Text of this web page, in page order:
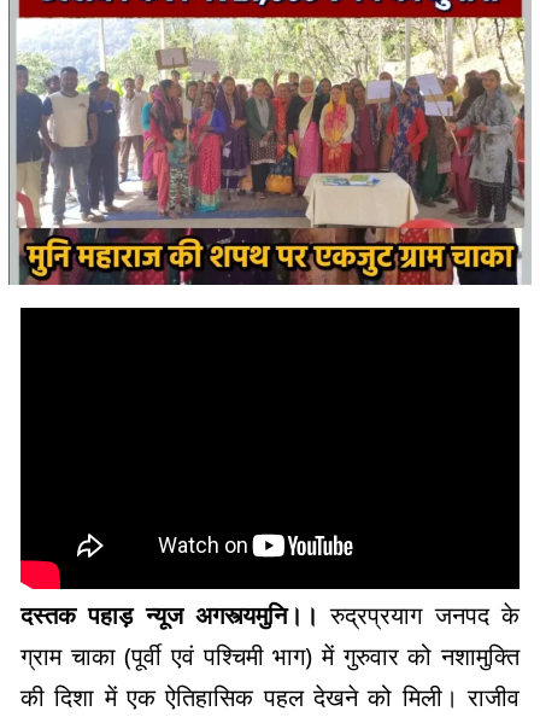
दस्तक पहाड़ न्यूज अगस्त्यमुनि।। रुद्रप्रयाग जनपद के
ग्राम चाका (पूर्वी एवं पश्चिमी भाग) में गुरुवार को नशामुक्ति
की दिशा में एक ऐतिहासिक पहल देखने को मिली। राजीव